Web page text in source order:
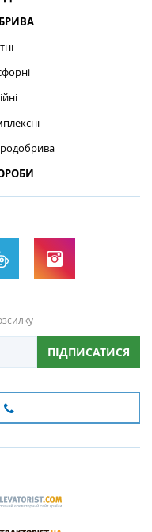
ПІДПИСАТИСЯ